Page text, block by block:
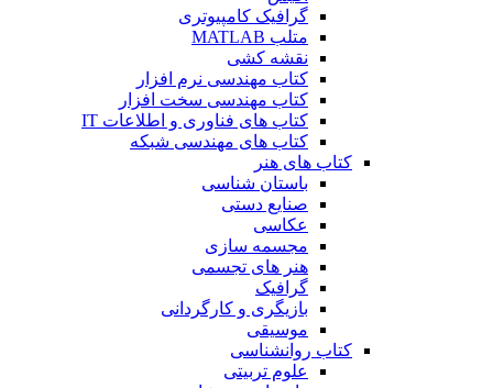
گرافیک کامپیوتری
متلب MATLAB
نقشه کشی
کتاب مهندسی نرم افزار
کتاب مهندسی سخت افزار
کتاب های فناوری و اطلاعات IT
کتاب های مهندسی شبکه
کتاب های هنر
باستان شناسی
صنایع دستی
عکاسی
مجسمه سازی
هنر های تجسمی
گرافیک
بازیگری و کارگردانی
موسیقی
کتاب روانشناسی
علوم تربیتی